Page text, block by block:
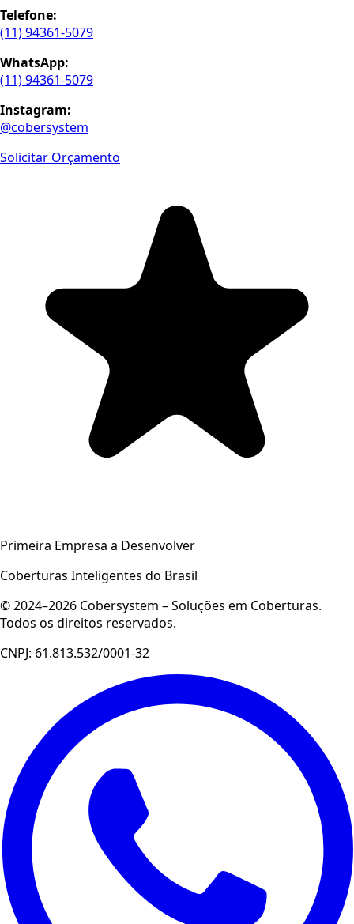
Telefone:
(11) 94361-5079
WhatsApp:
(11) 94361-5079
Instagram:
@cobersystem
Solicitar Orçamento
Primeira Empresa a Desenvolver
Coberturas Inteligentes do Brasil
© 2024–2026 Cobersystem – Soluções em Coberturas.
Todos os direitos reservados.
CNPJ: 61.813.532/0001-32